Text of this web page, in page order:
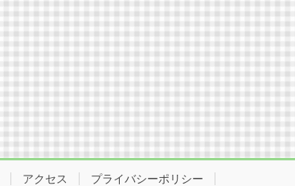
アクセス プライバシーポリシー